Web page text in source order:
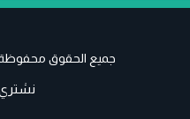
جميع الحقوق محفوظة